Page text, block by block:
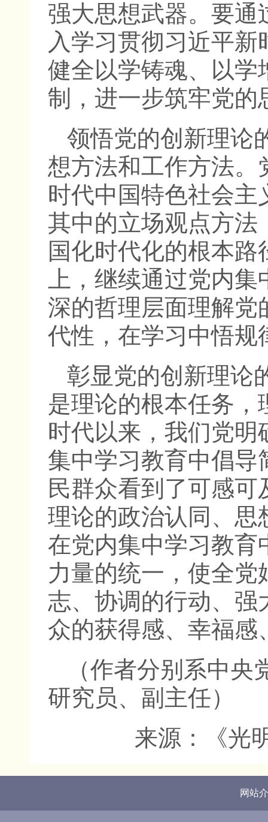
强大思想武器。要通
入学习贯彻习近平
健全以学铸魂、以学
制，进一步筑牢党的
领悟党的创新理论
想方法和工作方法。
时代中国特色社会
其中的立场观点方法
国化时代化的根本
上，继续通过党内
深的哲理层面理解党
代性，在学习中悟规
彰显党的创新理论
是理论的根本任务
时代以来，我们党
集中学习教育中倡导
民群众看到了可感
理论的政治认同、思
在党内集中学习教育
力量的统一，使全
志、协调的行动、强
众的获得感、幸福感
（作者分别系中
研究员、副主任）
来源：《光
网站